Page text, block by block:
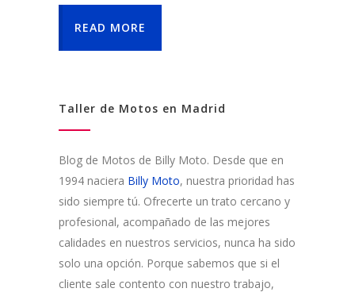
READ MORE
Taller de Motos en Madrid
Blog de Motos de Billy Moto. Desde que en
1994 naciera Billy Moto, nuestra prioridad has
sido siempre tú. Ofrecerte un trato cercano y
profesional, acompañado de las mejores
calidades en nuestros servicios, nunca ha sido
solo una opción. Porque sabemos que si el
cliente sale contento con nuestro trabajo,